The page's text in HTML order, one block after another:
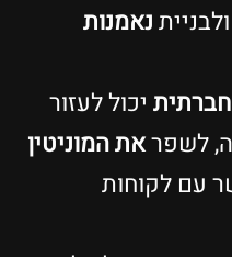
ולבנייתנאמנות
חברתית יכול לעזור
לשפראת המוניטין
עם לקוחות